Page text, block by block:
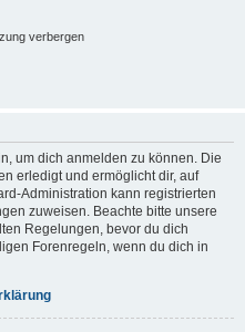
verbergen
um dich anmelden zu können. Die
erledigt und ermöglicht dir, auf
Administration kann registrierten
zuweisen. Beachte bitte unsere
Regelungen, bevor du dich
Forenregeln, wenn du dich in